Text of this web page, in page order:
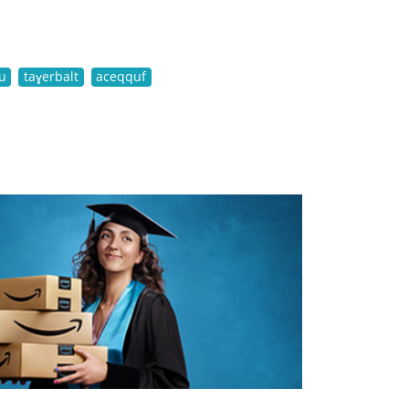
taɣerbalt aceqquf